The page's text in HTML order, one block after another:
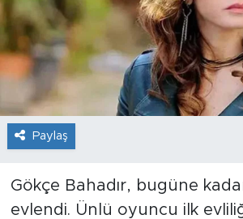
Paylaş
Gökçe Bahadır, bugüne
evlendi. Ünlü oyuncu ilk